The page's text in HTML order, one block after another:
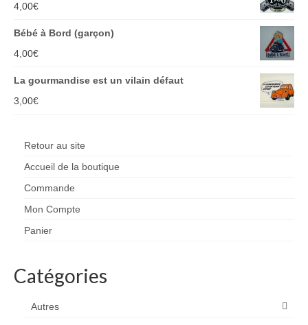
4,00€
Bébé à Bord (garçon)
4,00€
La gourmandise est un vilain défaut
3,00€
Retour au site
Accueil de la boutique
Commande
Mon Compte
Panier
Catégories
Autres